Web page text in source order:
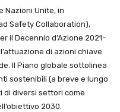
Nazioni Unite, in
Safety Collaboration),
il Decennio d’Azione 2021-
di azioni chiave
Il Piano globale sottolinea
sostenibili (a breve e lungo
di diversi settori come
2030.